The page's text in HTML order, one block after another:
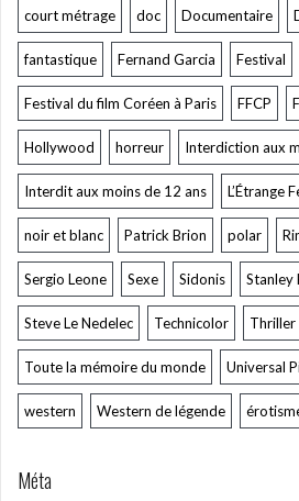
court métrage doc Documentaire
fantastique Fernand Garcia Festival
Festival du film Coréen à Paris FFCP
Hollywood horreur Interdiction aux
Interdit aux moins de 12 ans L’Étrange
noir et blanc Patrick Brion polar
Sergio Leone Sexe Sidonis Stanley
Steve Le Nedelec Technicolor Thriller
Toute la mémoire du monde Universal
western Western de légende
Méta